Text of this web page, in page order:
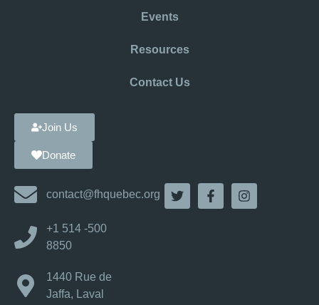
Events
Resources
Contact Us
Join Us
Donate
contact@fhquebec.org
+1 514 -500
8850
1440 Rue de
Jaffa, Laval